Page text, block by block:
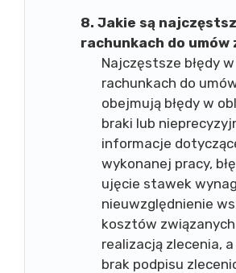
8. Jakie są
rachunkach do umów
Najczęstsze błędy w
rachunkach do
obejmują błędy w
braki lub
informacje
wykonanej pracy,
ujęcie stawek
nieuwzględnienie
kosztów
realizacją zlecenia,
brak podpisu